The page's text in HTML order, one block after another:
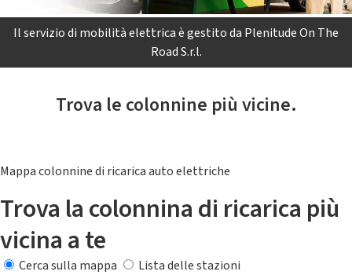
Il servizio di mobilità elettrica è gestito da Plenitude On The
Road S.r.l.
Trova le colonnine più vicine.
Mappa colonnine di ricarica auto elettriche
Trova la colonnina di ricarica più
vicina a te
Cerca sulla mappa
Lista delle stazioni